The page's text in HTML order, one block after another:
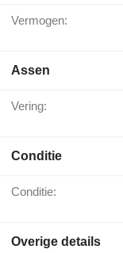
Vermogen:
Assen
Vering:
Conditie
Conditie:
Overige details